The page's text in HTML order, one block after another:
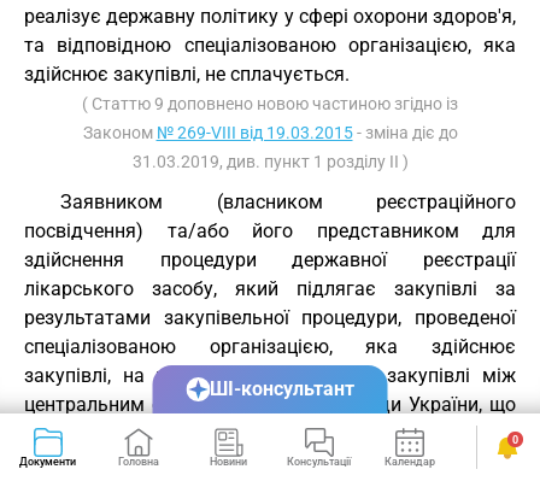
реалізує державну політику у сфері охорони здоров'я,
та відповідною спеціалізованою організацією, яка
здійснює закупівлі, не сплачується.
( Статтю 9 доповнено новою частиною згідно із
Законом № 269-VIII від 19.03.2015- зміна діє до
31.03.2019, див. пункт 1 розділу II )
Заявником (власником реєстраційного
посвідчення) та/або його представником для
здійснення процедури державної реєстрації
лікарського засобу, який підлягає закупівлі за
результатами закупівельної процедури, проведеної
спеціалізованою організацією, яка здійснює
закупівлі, на виконання угоди щодо закупівлі між
центральним органом виконавчої влади України, що
забезпечує формування та реалізує державну
політику у сфері охорони здоров'я, та відповідною
Документи Головна Новини Консультації Календар Сервіси
0
ШІ-консультант